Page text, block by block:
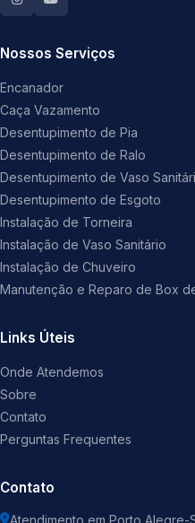
Nossos Serviços
Encanador
Caça Vazamento
Desentupimento de Pia
Desentupimento de Ralo
Desentupimento de Vaso
Desentupimento de Esgoto
Instalação de Torneira
Instalação de Vaso Sanitário
Instalação de Chuveiro
Manutenção e Reparo de Box
Links Úteis
Onde Atendemos
Sobre
Contato
Perguntas Frequentes
Contato